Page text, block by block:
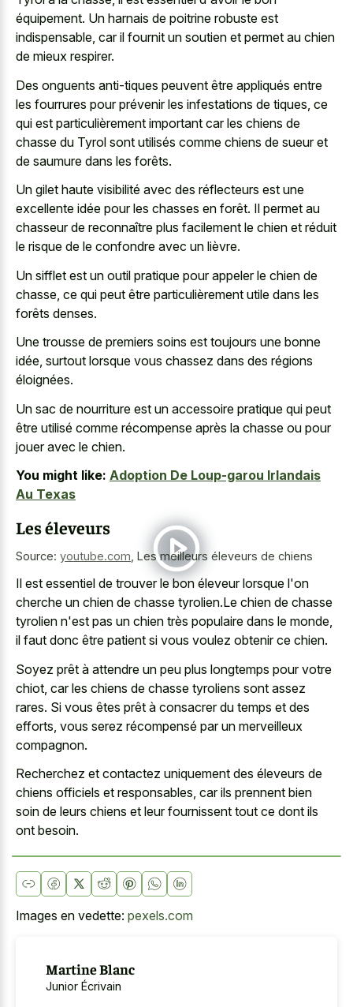
équipement. Un harnais de poitrine robuste est
indispensable, car il fournit un soutien et permet au chien
de mieux respirer.
Des onguents anti-tiques peuvent être appliqués entre
les fourrures pour prévenir les infestations de tiques, ce
qui est particulièrement important car les chiens de
chasse du Tyrol sont utilisés comme chiens de sueur et
de saumure dans les forêts.
Un gilet haute visibilité avec des réflecteurs est une
excellente idée pour les chasses en forêt. Il permet au
chasseur de reconnaître plus facilement le chien et réduit
le risque de le confondre avec un lièvre.
Un sifflet est un outil pratique pour appeler le chien de
chasse, ce qui peut être particulièrement utile dans les
forêts denses.
Une trousse de premiers soins est toujours une bonne
idée, surtout lorsque vous chassez dans des régions
éloignées.
Un sac de nourriture est un accessoire pratique qui peut
être utilisé comme récompense après la chasse ou pour
jouer avec le chien.
You might like: Adoption De Loup-garou Irlandais
Au Texas
Les éleveurs
Source: youtube.com Les meilleurs éleveurs de chiens
Il est essentiel de trouver le bon éleveur lorsque l'on
cherche un chien de chasse tyrolien.Le chien de chasse
tyrolien n'est pas un chien très populaire dans le monde,
il faut donc être patient si vous voulez obtenir ce chien.
Soyez prêt à attendre un peu plus longtemps pour votre
chiot, car les chiens de chasse tyroliens sont assez
rares. Si vous êtes prêt à consacrer du temps et des
efforts, vous serez récompensé par un merveilleux
compagnon.
Recherchez et contactez uniquement des éleveurs de
chiens officiels et responsables, car ils prennent bien
soin de leurs chiens et leur fournissent tout ce dont ils
ont besoin.
Images en vedette: pexels.com
Martine Blanc
Junior Écrivain